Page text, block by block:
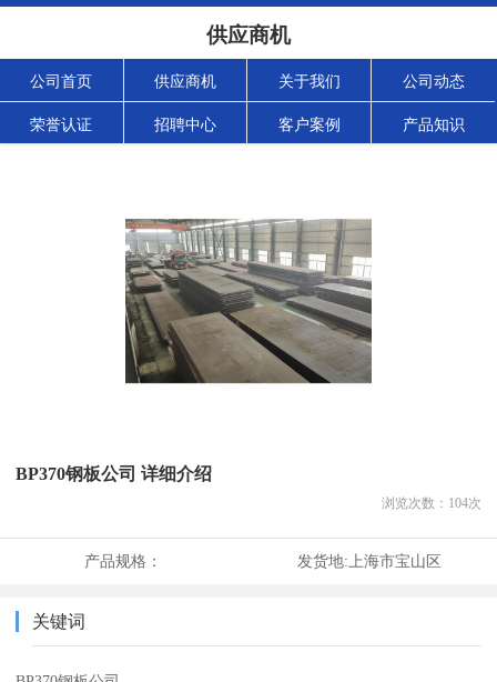
供应商机
公司首页 供应商机 关于我们 公司动态
荣誉认证 招聘中心 客户案例 产品知识
BP370钢板公司 详细介绍
浏览次数： 104次
产品规格： 发货地: 上海市宝山区
关键词